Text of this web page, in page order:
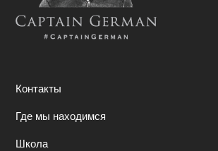
Контакты
Где мы находимся
Школа